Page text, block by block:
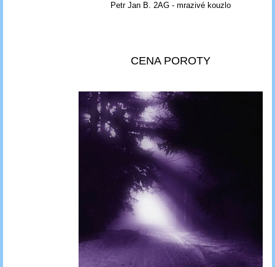
Petr Jan B. 2AG - mrazivé kouzlo
CENA POROTY